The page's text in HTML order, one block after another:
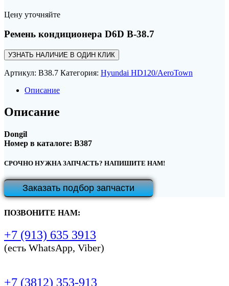
Цену уточняйте
Ремень кондиционера D6D B-38.7
УЗНАТЬ НАЛИЧИЕ В ОДИН КЛИК
Артикул: B38.7 Категория: Hyundai HD120/AeroTown
Описание
Описание
Dongil
Номер в каталоге: B387
СРОЧНО НУЖНА ЗАПЧАСТЬ? НАПИШИТЕ НАМ!
Заказать подбор запчасти
ПОЗВОНИТЕ НАМ:
+7 (913) 635 3913
(есть WhatsApp, Viber)
+7 (3812) 353-913